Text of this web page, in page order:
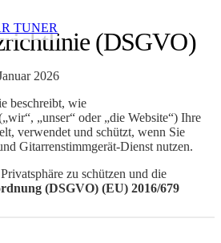
TUNER (DSGVO)
2026
beschreibt, wie
„unser“ oder „die Website“) Ihre
verwendet und schützt, wenn Sie
Gitarrenstimmgerät-Dienst nutzen.
zu schützen und die
(DSGVO) (EU) 2016/679